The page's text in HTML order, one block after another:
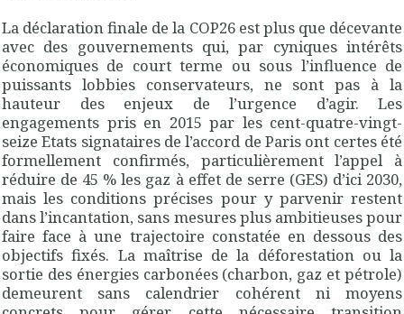
La déclaration finale de la COP26 est plus que décevante
avec des gouvernements qui, par cyniques intérêts
économiques de court terme ou sous l’influence de
puissants lobbies conservateurs, ne sont pas à la
hauteur des enjeux de l’urgence d’agir. Les
engagements pris en 2015 par les cent-quatre-vingt-
seize Etats signataires de l’accord de Paris ont certes été
formellement confirmés, particulièrement l’appel à
réduire de 45 % les gaz à effet de serre (GES) d’ici 2030,
mais les conditions précises pour y parvenir restent
dans l’incantation, sans mesures plus ambitieuses pour
faire face à une trajectoire constatée en dessous des
objectifs fixés. La maîtrise de la déforestation ou la
sortie des énergies carbonées (charbon, gaz et pétrole)
demeurent sans calendrier cohérent ni moyens